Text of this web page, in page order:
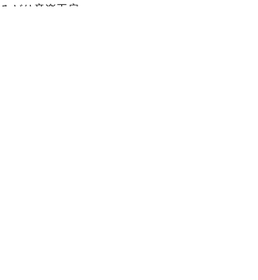
みどり音楽工房